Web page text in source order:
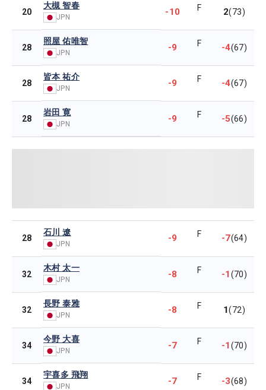
20
大槻 智春
JPN -10 F 2(73)
28
照屋 佑唯智
JPN -9 F -4(67)
28
皆本 祐介
JPN -9 F -4(67)
28
岩田 寛
JPN -9 F -5(66)
28
石川 遼
JPN
-9 F -7(64)
32
木村 太一
JPN -8 F -1(70)
32
長野 泰雅
JPN -8 F 1(72)
34
今野 大喜
JPN -7 F -1(70)
34
宇喜多 飛翔
JPN -7 F -3(68)